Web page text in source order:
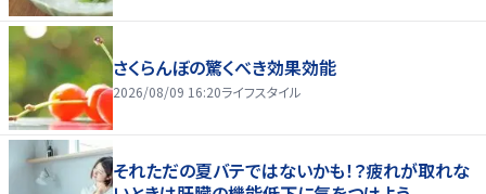
さくらんぼの驚くべき効果効能
2026/08/09 16:20ライフスタイル
それただの夏バテではないかも！？疲れが取れな